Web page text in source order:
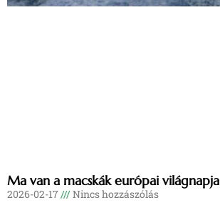
Ma van a macskák európai világnapja
2026-02-17 Nincs hozzászólás